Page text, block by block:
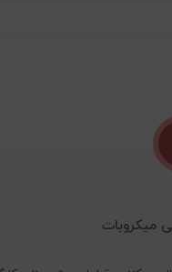
میکروبات